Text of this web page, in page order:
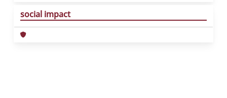
social impact